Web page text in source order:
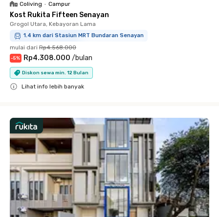
Coliving • Campur
Kost Rukita Fifteen Senayan
Grogol Utara, Kebayoran Lama
1.4 km dari Stasiun MRT Bundaran Senayan
mulai dari Rp4.568.000
-5% Rp4.308.000 /bulan
Diskon sewa min. 12 Bulan
Lihat info lebih banyak